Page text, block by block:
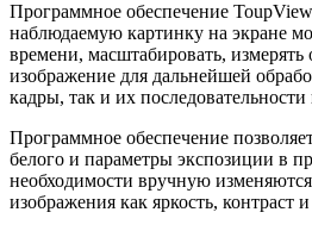
Программное обеспечение
наблюдаемую картинку на экране
времени, масштабировать, измерять
изображение для дальнейшей
кадры, так и их
Программное обеспечение
белого и параметры экспозиции в
необходимости вручную
изображения как яркость, контраст